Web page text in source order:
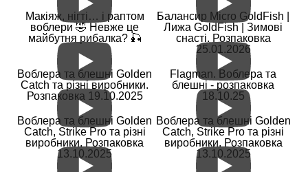
Макіяж, нігті… і раптом
воблери 🤣 Невже це
майбутня рибалка? 🎣
Балансир Micro GoldFish |
Лижа GoldFish | Зимові
снасті. Розпаковка
25.01.2026
Воблера та блешні Golden
Catch та різні виробники.
Розпаковка 19.10.2025
Flagman. Воблера та
блешні - розпаковка
18.10.25
Воблера та блешні Golden
Catch, Strike Pro та різні
виробники. Розпаковка
13.10.2025
Воблера та блешні Golden
Catch, Strike Pro та різні
виробники. Розпаковка
13.10.2025